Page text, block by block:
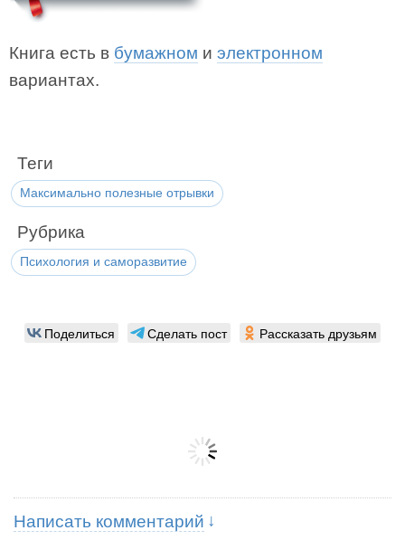
Книга есть в бумажном и электронном
вариантах.
Теги
Максимально полезные отрывки
Рубрика
Психология и саморазвитие
Поделиться Сделать пост Рассказать друзьям
Написать комментарий